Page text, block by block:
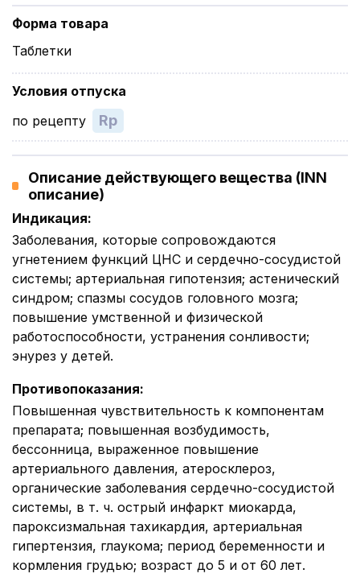
Форма товара
Таблетки
Условия отпуска
по рецепту
Rp
Описание действующего вещества (INN
описание)
Индикация:
Заболевания, которые сопровождаются
угнетением функций ЦНС и сердечно-сосудистой
системы; артериальная гипотензия; астенический
синдром; спазмы сосудов головного мозга;
повышение умственной и физической
работоспособности, устранения сонливости;
энурез у детей.
Противопоказания:
Повышенная чувствительность к компонентам
препарата; повышенная возбудимость,
бессонница, выраженное повышение
артериального давления, атеросклероз,
органические заболевания сердечно-сосудистой
системы, в т. ч. острый инфаркт миокарда,
пароксизмальная тахикардия, артериальная
гипертензия, глаукома; период беременности и
кормления грудью; возраст до 5 и от 60 лет.